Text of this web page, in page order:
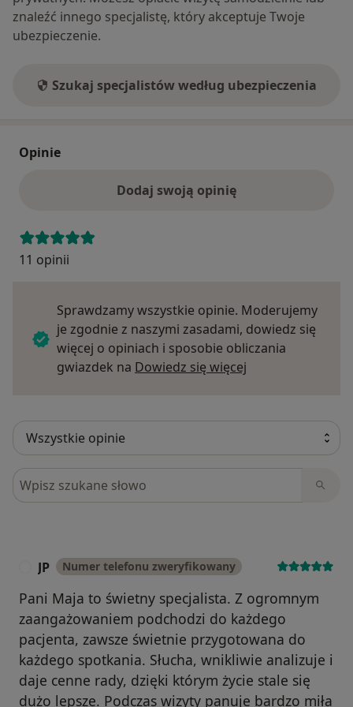
znaleźć innego specjalistę, który akceptuje Twoje
ubezpieczenie.
Szukaj specjalistów według ubezpieczenia
Opinie
Dodaj swoją opinię
11 opinii
Sprawdzamy wszystkie opinie. Moderujemy
je zgodnie z naszymi zasadami, dowiedz się
więcej o opiniach i sposobie obliczania
gwiazdek na Dowiedz się więcej
Szukaj w opiniach
JP Numer telefonu zweryfikowany
Pani Maja to świetny specjalista. Z ogromnym
zaangażowaniem podchodzi do każdego
pacjenta, zawsze świetnie przygotowana do
każdego spotkania. Słucha, wnikliwie analizuje i
daje cenne rady, dzięki którym życie stale się
dużo lepsze. Podczas wizyty panuje bardzo miła